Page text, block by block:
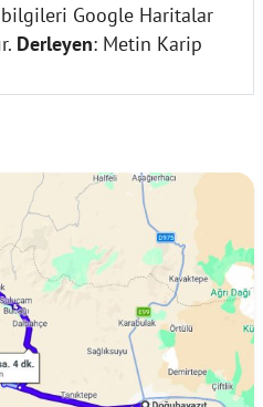
Google Haritalar
Derleyen: Metin Karip